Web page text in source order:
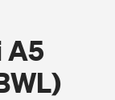
A5